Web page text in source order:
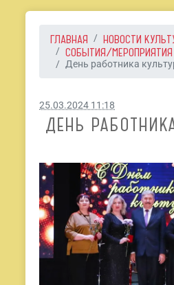
ГЛАВНАЯ
НОВОСТИ
СОБЫТИЯ/МЕРОПРИЯТИЯ
День работника
25.03.2024 11:18
ДЕНЬ